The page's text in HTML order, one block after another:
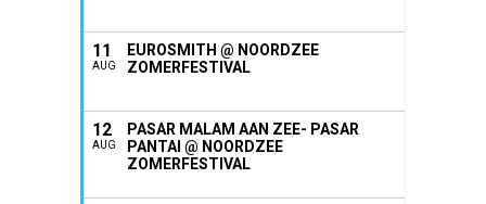
11
AUG
EUROSMITH @ NOORDZEE
ZOMERFESTIVAL
12
AUG
PASAR MALAM AAN ZEE- PASAR
PANTAI @ NOORDZEE
ZOMERFESTIVAL